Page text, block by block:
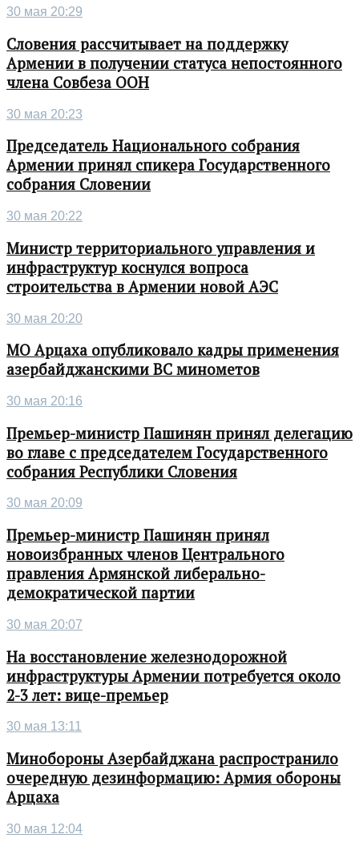
30 мая 20:29
Словения рассчитывает на поддержку
Армении в получении статуса непостоянного
члена Совбеза ООН
30 мая 20:23
Председатель Национального собрания
Армении принял спикера Государственного
собрания Словении
30 мая 20:22
Министр территориального управления и
инфраструктур коснулся вопроса
строительства в Армении новой АЭС
30 мая 20:20
МО Арцаха опубликовало кадры применения
азербайджанскими ВС минометов
30 мая 20:16
Премьер-министр Пашинян принял делегацию
во главе с председателем Государственного
собрания Республики Словения
30 мая 20:09
Премьер-министр Пашинян принял
новоизбранных членов Центрального
правления Армянской либерально-
демократической партии
30 мая 20:07
На восстановление железнодорожной
инфраструктуры Армении потребуется около
2-3 лет: вице-премьер
30 мая 13:11
Минобороны Азербайджана распространило
очередную дезинформацию: Армия обороны
Арцаха
30 мая 12:04